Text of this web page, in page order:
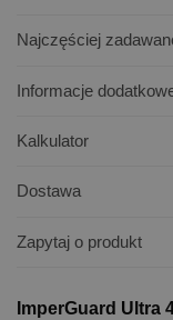
Najczęściej
Informacje
Kalkulator
Dostawa
Zapytaj o produkt
ImperGuard Ultra